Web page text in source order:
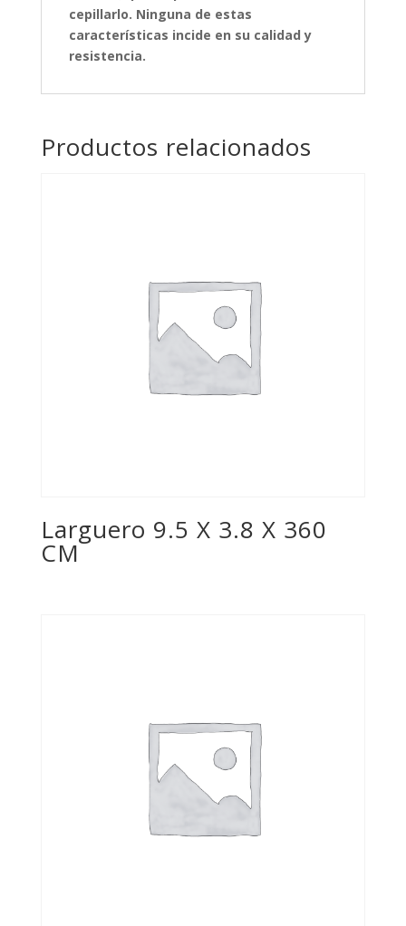
cepillarlo. Ninguna de estas
características incide en su calidad y
resistencia.
Productos relacionados
Larguero 9.5 X 3.8 X 360
CM